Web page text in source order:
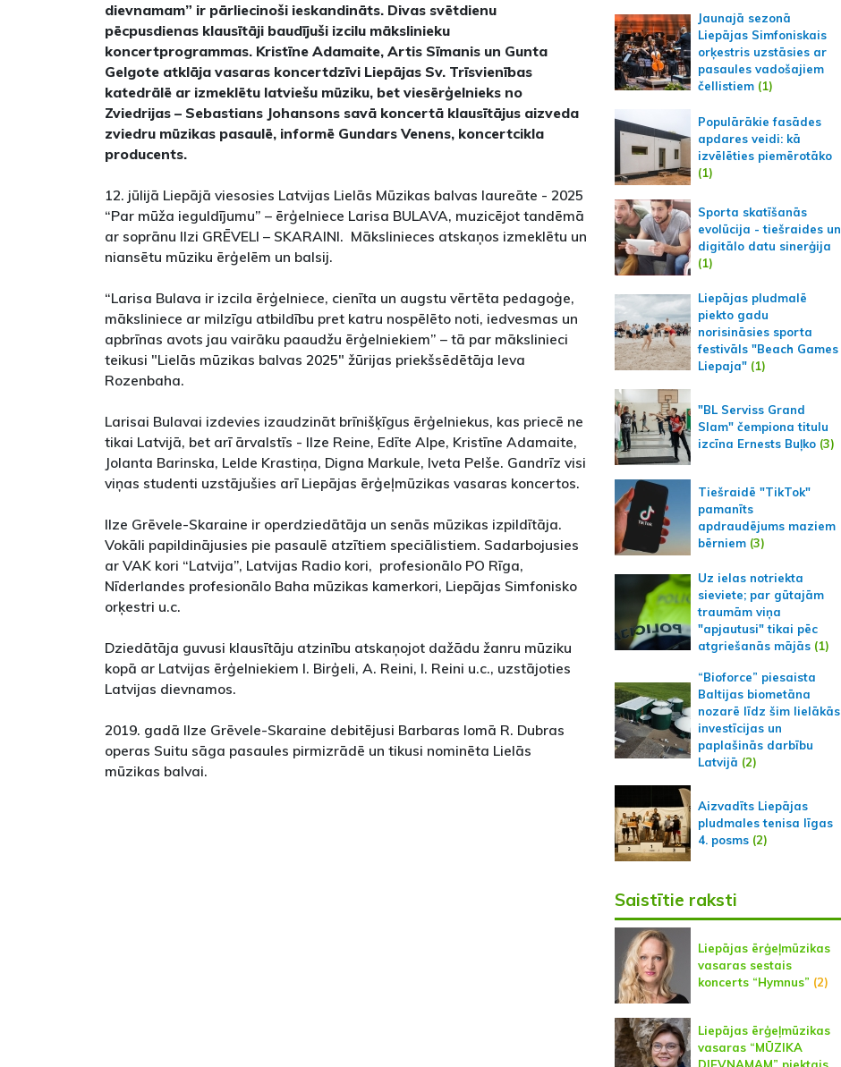
dievnamam” ir pārliecinoši ieskandināts. Divas svētdienu
pēcpusdienas klausītāji baudījuši izcilu mākslinieku
koncertprogrammas. Kristīne Adamaite, Artis Sīmanis un Gunta
Gelgote atklāja vasaras koncertdzīvi Liepājas Sv. Trīsvienības
katedrālē ar izmeklētu latviešu mūziku, bet viesērģelnieks no
Zviedrijas – Sebastians Johansons savā koncertā klausītājus aizveda
zviedru mūzikas pasaulē, informē Gundars Venens, koncertcikla
producents.
12. jūlijā Liepājā viesosies Latvijas Lielās Mūzikas balvas laureāte - 2025
“Par mūža ieguldījumu” – ērģelniece Larisa BULAVA, muzicējot tandēmā
ar soprānu Ilzi GRĒVELI – SKARAINI. Mākslinieces atskaņos izmeklētu un
niansētu mūziku ērģelēm un balsij.
“Larisa Bulava ir izcila ērģelniece, cienīta un augstu vērtēta pedagoģe,
māksliniece ar milzīgu atbildību pret katru nospēlēto noti, iedvesmas un
apbrīnas avots jau vairāku paaudžu ērģelniekiem” – tā par mākslinieci
teikusi "Lielās mūzikas balvas 2025" žūrijas priekšsēdētāja Ieva
Rozenbaha.
Larisai Bulavai izdevies izaudzināt brīnišķīgus ērģelniekus, kas priecē ne
tikai Latvijā, bet arī ārvalstīs - Ilze Reine, Edīte Alpe, Kristīne Adamaite,
Jolanta Barinska, Lelde Krastiņa, Digna Markule, Iveta Pelše. Gandrīz visi
viņas studenti uzstājušies arī Liepājas ērģeļmūzikas vasaras koncertos.
Ilze Grēvele-Skaraine ir operdziedātāja un senās mūzikas izpildītāja.
Vokāli papildinājusies pie pasaulē atzītiem speciālistiem. Sadarbojusies
ar VAK kori “Latvija”, Latvijas Radio kori, profesionālo PO Rīga,
Nīderlandes profesionālo Baha mūzikas kamerkori, Liepājas Simfonisko
orķestri u.c.
Dziedātāja guvusi klausītāju atzinību atskaņojot dažādu žanru mūziku
kopā ar Latvijas ērģelniekiem I. Birģeli, A. Reini, I. Reini u.c., uzstājoties
Latvijas dievnamos.
2019. gadā Ilze Grēvele-Skaraine debitējusi Barbaras lomā R. Dubras
operas Suitu sāga pasaules pirmizrādē un tikusi nominēta Lielās
mūzikas balvai.
Jaunajā sezonā
Liepājas Simfoniskais
orķestris uzstāsies ar
pasaules vadošajiem
čellistiem(1)
Populārākie fasādes
apdares veidi: kā
izvēlēties piemērotāko
(1)
Sporta skatīšanās
evolūcija - tiešraides un
digitālo datu sinerģija
(1)
Liepājas pludmalē
piekto gadu
norisināsies sporta
festivāls "Beach Games
Liepaja"(1)
"BL Serviss Grand
Slam" čempiona titulu
izcīna Ernests Buļko(3)
Tiešraidē "TikTok"
pamanīts
apdraudējums maziem
bērniem(3)
Uz ielas notriekta
sieviete; par gūtajām
traumām viņa
"apjautusi" tikai pēc
atgriešanās mājās(1)
“Bioforce” piesaista
Baltijas biometāna
nozarē līdz šim lielākās
investīcijas un
paplašinās darbību
Latvijā (2)
Aizvadīts Liepājas
pludmales tenisa līgas
4. posms(2)
Saistītie raksti
Liepājas ērģeļmūzikas
vasaras sestais
koncerts “Hymnus” (2)
Liepājas ērģeļmūzikas
vasaras “MŪZIKA
DIEVNAMAM” piektais